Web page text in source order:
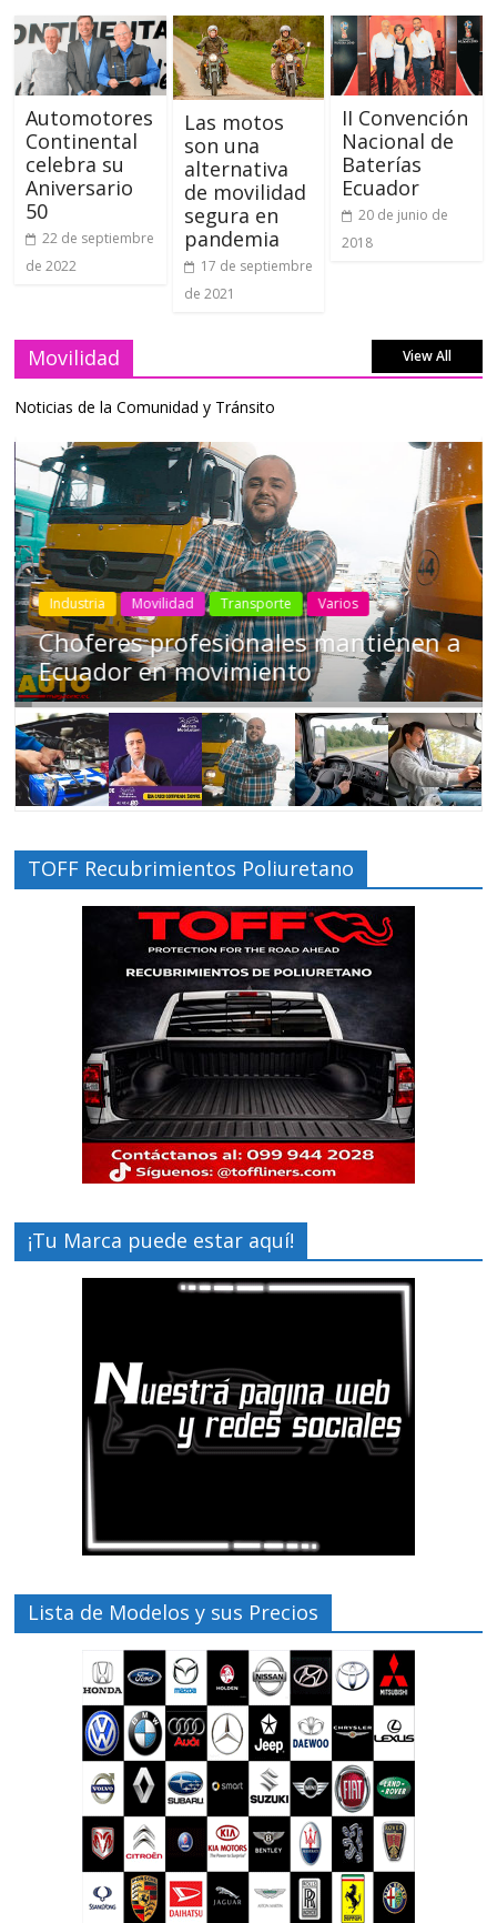
Automotores
Continental
celebra su
Aniversario
50
22 de septiembre
de 2022
Las motos
son una
alternativa
de movilidad
segura en
pandemia
17 de septiembre
de 2021
II Convención
Nacional de
Baterías
Ecuador
20 de junio de
2018
Movilidad View All
Noticias de la Comunidad y Tránsito
Industria Movilidad Transporte Varios
Choferes profesionales mantienen a
Ecuador en movimiento
TOFF Recubrimientos Poliuretano
¡Tu Marca puede estar aquí!
Lista de Modelos y sus Precios